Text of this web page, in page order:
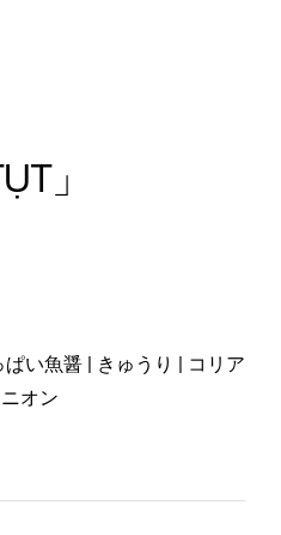
」
い魚醤 | きゅうり | コリア
オン